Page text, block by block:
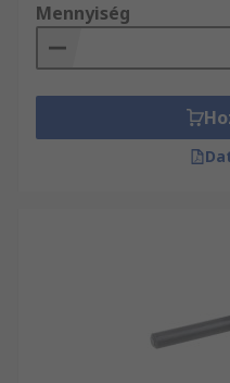
Mennyiség